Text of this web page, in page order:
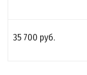
35 700 руб.